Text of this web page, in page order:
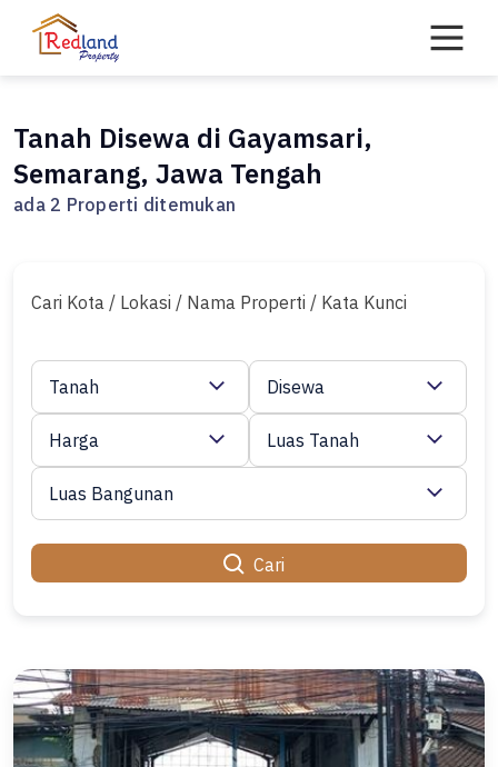
Tanah Disewa di Gayamsari,
Semarang, Jawa Tengah
ada 2 Properti ditemukan
Cari Kota / Lokasi / Nama Properti / Kata Kunci
Cari
Tanah Disewa
Harga Luas Tanah
Luas Bangunan